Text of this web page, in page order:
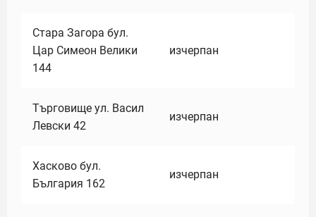
Стара Загора бул.
Цар Симеон Велики
144
изчерпан
Търговище ул. Васил
Левски 42
изчерпан
Хасково бул.
България 162
изчерпан